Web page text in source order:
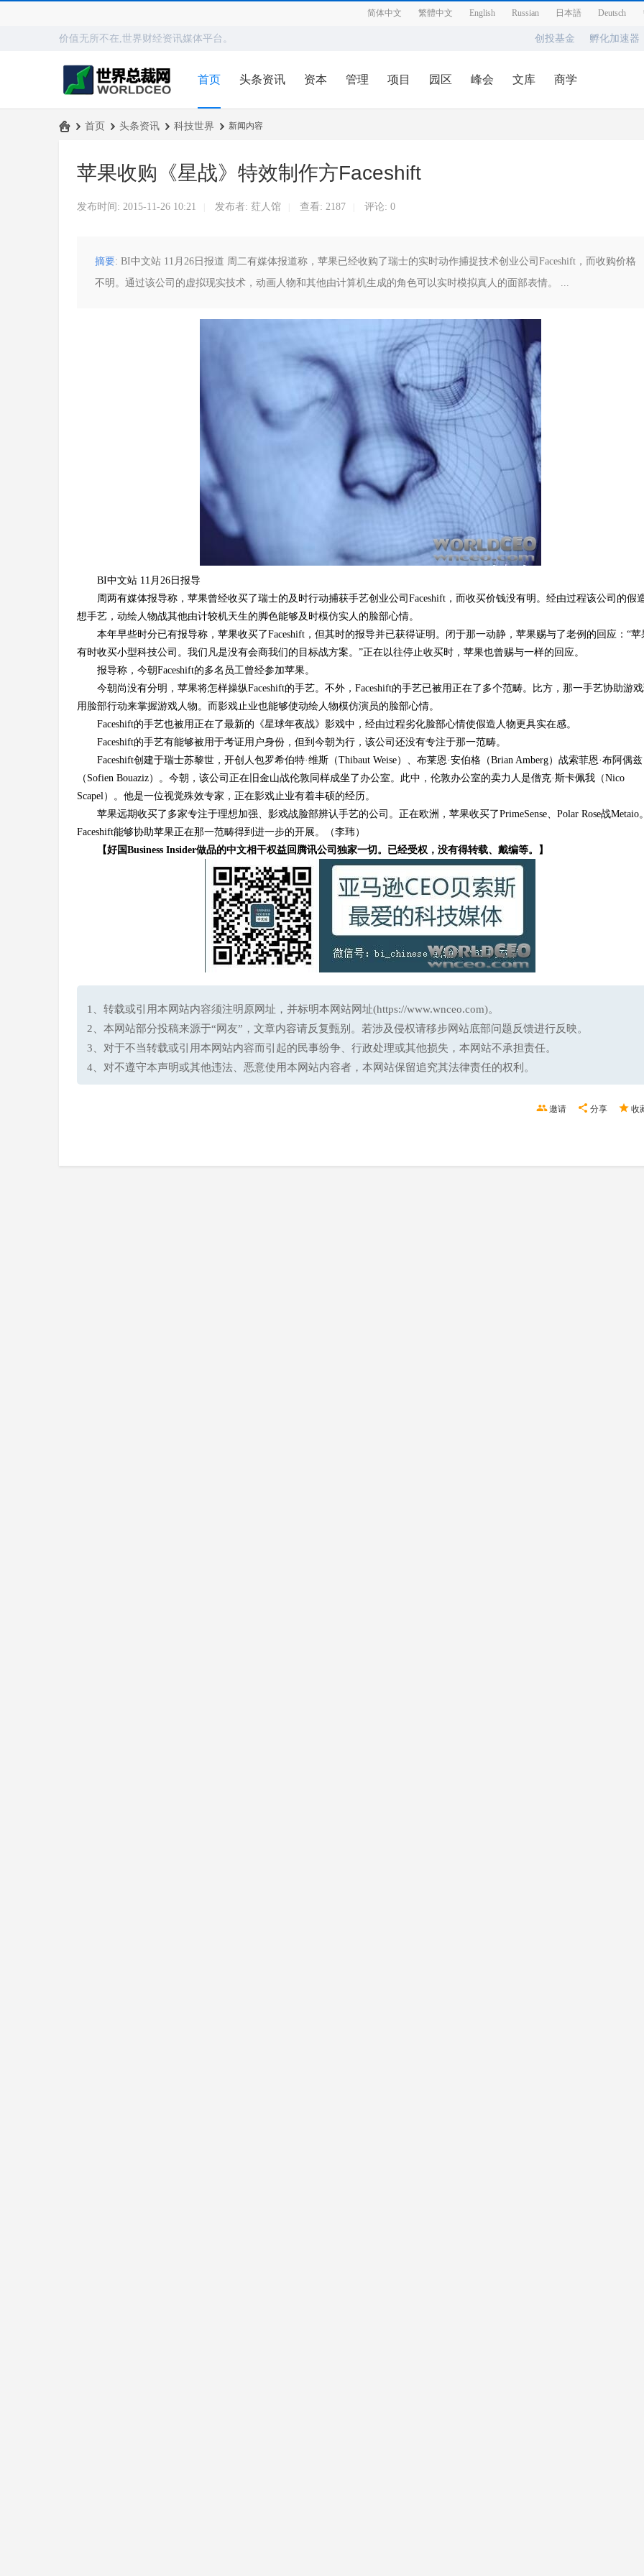
简体中文 繁體中文 English Russian 日本語 Deutsch
价值无所不在,世界财经资讯媒体平台。 创投基金 孵化加速器
首页 头条资讯 资本 管理 项目 园区 峰会 文库 商学
› 首页 › 头条资讯 › 科技世界 › 新闻内容
苹果收购《星战》特效制作方Faceshift
发布时间: 2015-11-26 10:21 发布者: 荭人馆 查看: 2187 评论: 0
摘要: BI中文站 11月26日报道 周二有媒体报道称，苹果已经收购了瑞士的实时动作捕捉技术创业公司Faceshift，而收购价格
不明。通过该公司的虚拟现实技术，动画人物和其他由计算机生成的角色可以实时模拟真人的面部表情。 ...
BI中文站 11月26日报导
周两有媒体报导称， 苹果曾经收买了瑞士的及时行动捕获手艺创业公司Faceshift，而收买价钱没有明。经由过程该公司的假
想手艺，动绘人物战其他由计较机天生的脚色能够及时模仿实人的脸部心情。
本年早些时分已有报导称，苹果收买了Faceshift，但其时的报导并已获得证明。闭于那一动静，苹果赐与了老例的回应：“苹
有时收买小型科技公司。我们凡是没有会商我们的目标战方案。”正在以往停止收买时，苹果也曾赐与一样的回应。
报导称，今朝Faceshift的多名员工曾经参加苹果。
今朝尚没有分明，苹果将怎样操纵Faceshift的手艺。不外，Faceshift的手艺已被用正在了多个范畴。比方，那一手艺协助游
用脸部行动来掌握游戏人物。而影戏止业也能够使动绘人物模仿演员的脸部心情。
Faceshift的手艺也被用正在了最新的《星球年夜战》影戏中，经由过程劣化脸部心情使假造人物更具实在感。
Faceshift的手艺有能够被用于考证用户身份，但到今朝为行，该公司还没有专注于那一范畴。
Faceshift创建于瑞士苏黎世，开创人包罗希伯特·维斯（Thibaut Weise）、布莱恩·安伯格（Brian Amberg）战索菲恩·布阿偶兹
（Sofien Bouaziz）。今朝，该公司正在旧金山战伦敦同样成坐了办公室。此中，伦敦办公室的卖力人是僧克·斯卡佩我（Nico
Scapel）。他是一位视觉殊效专家，正在影戏止业有着丰硕的经历。
苹果远期收买了多家专注于理想加强、影戏战脸部辨认手艺的公司。正在欧洲，苹果收买了PrimeSense、Polar Rose战Metaio
Faceshift能够协助苹果正在那一范畴得到进一步的开展。（李玮）
【好国Business Insider做品的中文相干权益回腾讯公司独家一切。已经受权，没有得转载、戴编等。】
1、转载或引用本网站内容须注明原网址，并标明本网站网址(https://www.wnceo.com)。
2、本网站部分投稿来源于“网友”，文章内容请反复甄别。若涉及侵权请移步网站底部问题反馈进行反映。
3、对于不当转载或引用本网站内容而引起的民事纷争、行政处理或其他损失，本网站不承担责任。
4、对不遵守本声明或其他违法、恶意使用本网站内容者，本网站保留追究其法律责任的权利。
收
分享
邀请